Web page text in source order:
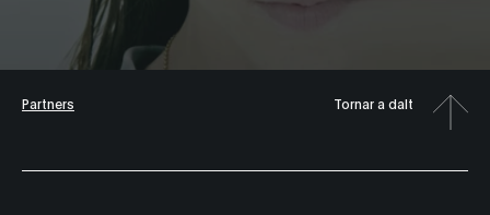
Partners Tornar a dalt